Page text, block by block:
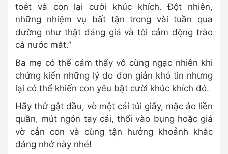
toét và con lại cười khúc khích. Đột nhiên,
những nhiệm vụ bất tận trong vài tuần qua
dường như thật đáng giá và tôi cảm động trào
cả nước mắt.”
Ba mẹ có thể cảm thấy vô cùng ngạc nhiên khi
chứng kiến những lý do đơn giản khó tin nhưng
lại có thể khiến con yêu bật cười khúc khích đó.
Hãy thử gật đầu, vò một cái túi giấy, mặc áo liền
quần, mút ngón tay cái, thổi vào bụng hoặc giả
vờ cắn con và cùng tận hưởng khoảnh khắc
đáng nhớ này nhé!